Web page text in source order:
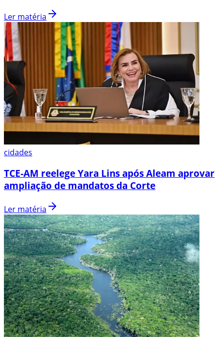
Ler matéria
cidades
TCE-AM reelege Yara Lins após Aleam aprovar
ampliação de mandatos da Corte
Ler matéria